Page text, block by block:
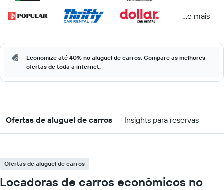
...e mais
Economize até 40% no aluguel de carros. Compare as melhores
ofertas de toda a internet.
Ofertas de aluguel de carros Insights para reservas
Ofertas de aluguel de carros
Locadoras de carros econômicos no